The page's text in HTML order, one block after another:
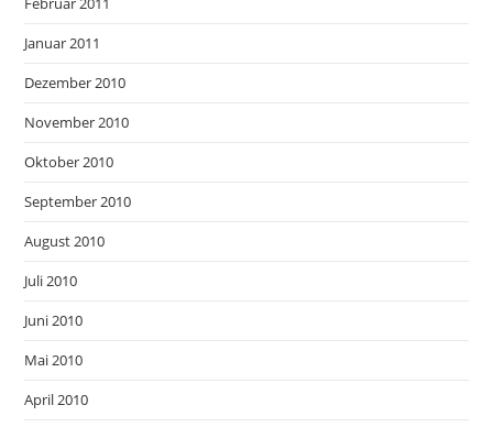
Januar 2011
Dezember 2010
November 2010
Oktober 2010
September 2010
August 2010
Juli 2010
Juni 2010
Mai 2010
April 2010